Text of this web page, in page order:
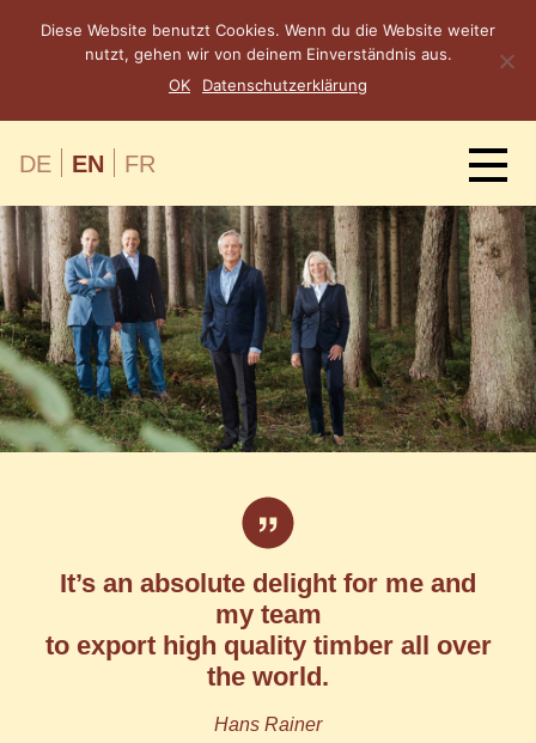
DE EN FR
It’s an absolute delight for me and
my team
to export high quality timber all over
the world.
Hans Rainer
Diese Website benutzt Cookies. Wenn du die Website weiter
nutzt, gehen wir von deinem Einverständnis aus.
OK
Datenschutzerklärung